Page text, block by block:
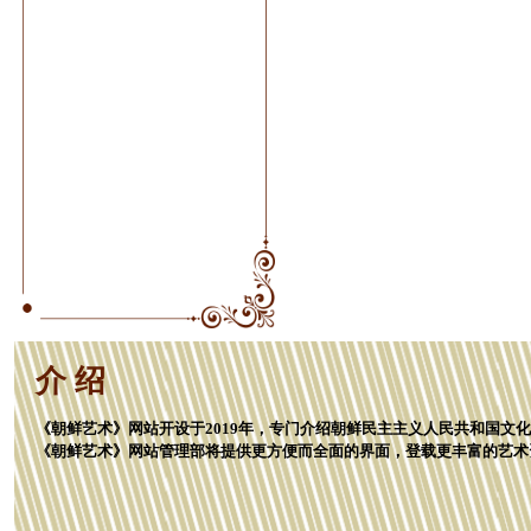
介 绍
《朝鲜艺术》网站开设于2019年，专门介绍朝鲜民主主义人民共和国文
《朝鲜艺术》网站管理部将提供更方便而全面的界面，登载更丰富的艺